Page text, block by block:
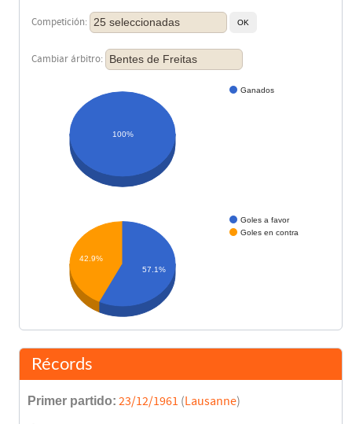
Competición: 25 seleccionadas
Cambiar árbitro: Bentes de Freitas
Ganados
100%
Goles a favor
Goles en contra
42.9%
57.1%
Récords
Primer partido: 23/12/1961 (Lausanne)